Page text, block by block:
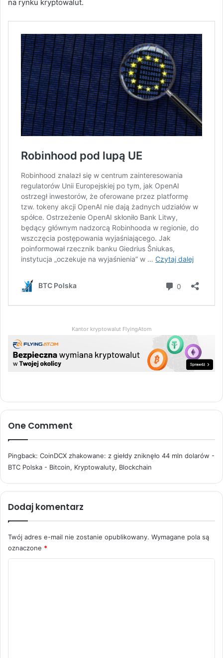
na rynku kryptowalut.
Kantor kryptowalut FlyingAtom
One Comment
Pingback: CoinDCX zhakowane: z giełdy zniknęło 44 mln dolarów -
BTC Polska - Bitcoin, Kryptowaluty, Blockchain
Dodaj komentarz
Twój adres e-mail nie zostanie opublikowany. Wymagane pola są
oznaczone *